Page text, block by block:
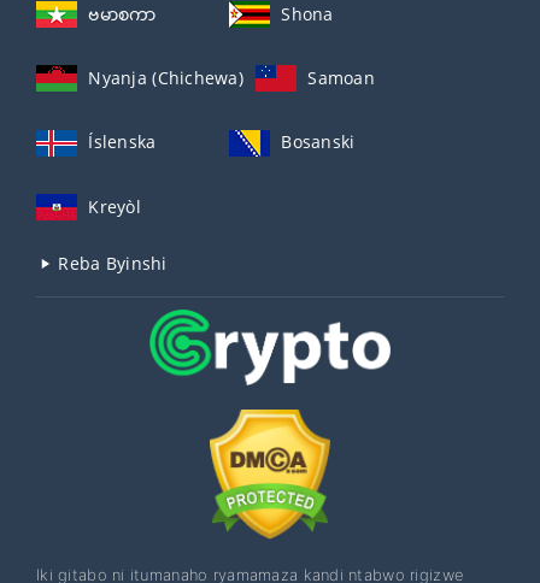
ဗမာစကာ Shona
Nyanja (Chichewa) Samoan
Íslenska Bosanski
Kreyòl
Reba Byinshi
Iki gitabo ni itumanaho ryamamaza kandi ntabwo rigizwe